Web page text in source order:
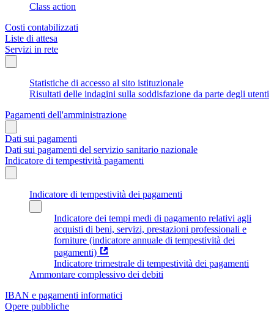
Class action
Costi contabilizzati
Liste di attesa
Servizi in rete
Statistiche di accesso al sito istituzionale
Risultati delle indagini sulla soddisfazione da parte degli utenti
Pagamenti dell'amministrazione
Dati sui pagamenti
Dati sui pagamenti del servizio sanitario nazionale
Indicatore di tempestività pagamenti
Indicatore di tempestività dei pagamenti
Indicatore dei tempi medi di pagamento relativi agli
acquisti di beni, servizi, prestazioni professionali e
forniture (indicatore annuale di tempestività dei
pagamenti)
Indicatore trimestrale di tempestività dei pagamenti
Ammontare complessivo dei debiti
IBAN e pagamenti informatici
Opere pubbliche